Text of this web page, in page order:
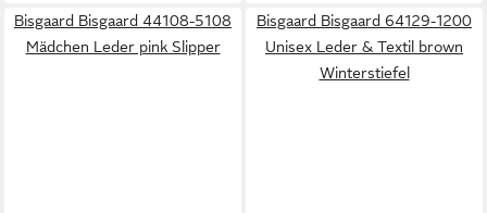
Bisgaard Bisgaard 44108-5108
Mädchen Leder pink Slipper
Bisgaard Bisgaard 64129-1200
Unisex Leder & Textil brown
Winterstiefel